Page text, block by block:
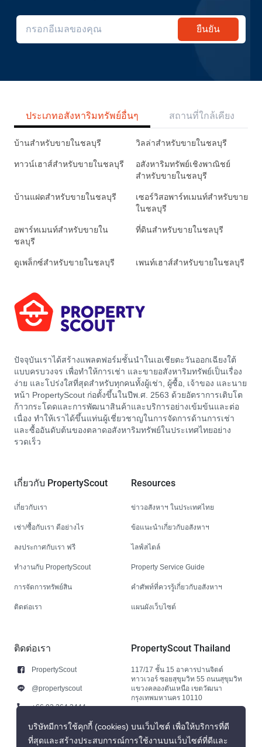
ยืนยัน
ประเภทอสังหาริมทรัพย์อื่นๆ สถานที่ใกล้เคียง
บ้านสำหรับขายในชลบุรี วิลล่าสำหรับขายในชลบุรี
ทาวน์เฮาส์สำหรับขายในชลบุรี
อสังหาริมทรัพย์เชิงพาณิชย์
สำหรับขายในชลบุรี
บ้านแฝดสำหรับขายในชลบุรี
เซอร์วิสอพาร์ทเมนท์สำหรับขาย
ในชลบุรี
อพาร์ทเมนท์สำหรับขายใน
ชลบุรี
ที่ดินสำหรับขายในชลบุรี
ดูเพล็กซ์สำหรับขายในชลบุรี เพนท์เฮาส์สำหรับขายในชลบุรี
ปัจจุบันเราได้สร้างแพลตฟอร์มชั้นนำในเอเชียตะวันออกเฉียงใต้
แบบครบวงจร เพื่อทำให้การเช่า และขายอสังหาริมทรัพย์เป็นเรื่อง
ง่าย และโปร่งใสที่สุดสำหรับทุกคนทั้งผู้เช่า, ผู้ซื้อ, เจ้าของ และนาย
หน้า PropertyScout ก่อตั้งขึ้นในปีพ.ศ. 2563 ด้วยอัตราการเติบโต
ก้าวกระโดดและการพัฒนาสินค้าและบริการอย่างเข้มข้นและต่อ
เนื่อง ทำให้เราได้ขึ้นแท่นผู้เชี่ยวชาญในการจัดการด้านการเช่า
และซื้ออันดับต้นของตลาดอสังหาริมทรัพย์ในประเทศไทยอย่าง
รวดเร็ว
เกี่ยวกับ PropertyScout
เกี่ยวกับเรา
เช่า/ซื้อกับเรา ดีอย่างไร
ลงประกาศกับเรา ฟรี
ทำงานกับ PropertyScout
การจัดการทรัพย์สิน
ติดต่อเรา
Resources
ข่าวอสังหาฯ ในประเทศไทย
ข้อแนะนำเกี่ยวกับอสังหาฯ
ไลฟ์สไตล์
Property Service Guide
คำศัพท์ที่ควรรู้เกี่ยวกับอสังหาฯ
แผนผังเว็บไซต์
ติดต่อเรา
PropertyScout
@propertyscout
+66 92 264 3444
+66 92 264 3444
contact@propertyscout.co.th
PropertyScout Thailand
117/17 ชั้น 15 อาคารปานจิตต์
ทาวเวอร์ ซอยสุขุมวิท 55 ถนนสุขุมวิท
แขวงคลองตันเหนือ เขตวัฒนา
กรุงเทพมหานคร 10110
บริษัทมีการใช้คุกกี้ (cookies) บนเว็บไซต์ เพื่อให้บริการที่ดี
ที่สุดและสร้างประสบการณ์การใช้งานบนเว็บไซต์ที่ดีและ